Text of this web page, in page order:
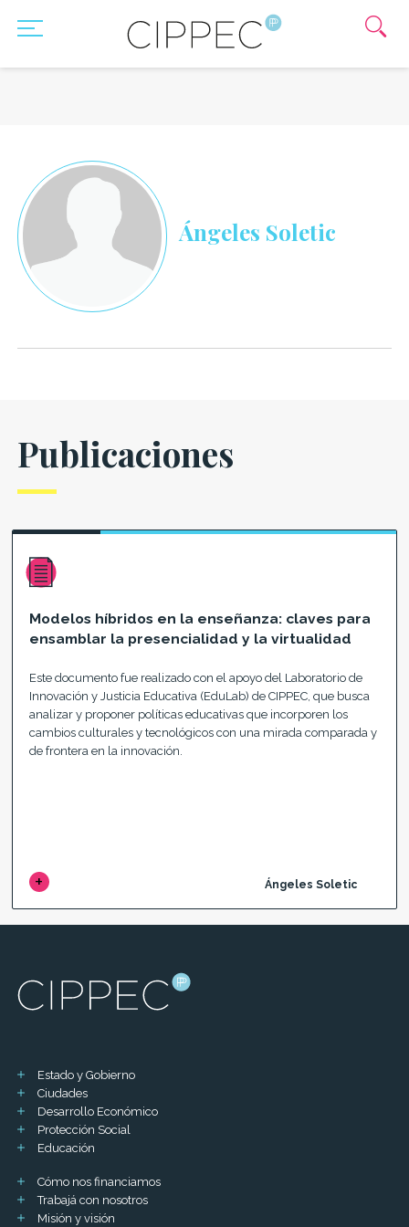
Ángeles Soletic
Publicaciones
Modelos híbridos en la enseñanza: claves para
ensamblar la presencialidad y la virtualidad
Este documento fue realizado con el apoyo del Laboratorio de
Innovación y Justicia Educativa (EduLab) de CIPPEC, que busca
analizar y proponer políticas educativas que incorporen los
cambios culturales y tecnológicos con una mirada comparada y
de frontera en la innovación.
Ángeles Soletic
Estado y Gobierno
Ciudades
Desarrollo Económico
Protección Social
Educación
Cómo nos financiamos
Trabajá con nosotros
Misión y visión